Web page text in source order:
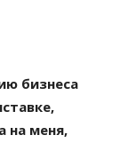
бизнеса
на меня,